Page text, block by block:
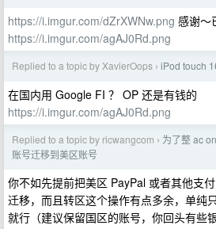
https://i.imgur.com/dZrXWNw.png 感谢～
https://i.imgur.com/agAJ0Rd.png
Replied to a topic by XavierOops › iPod touch
在国内用 Google FI ？ OP 还是有钱的
https://i.imgur.com/agAJ0Rd.png
Replied to a topic by ricwangcom › 为了整 ac
账号迁移到美区账号
你不如先提前把美区 PayPal 或者其他支
迁移，而且转区这个操作有点多余，单纯
就行（建议保留国区的账号，你回头有些